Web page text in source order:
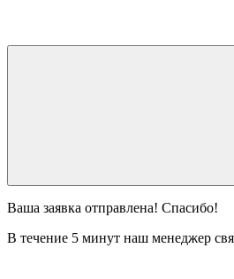
Ваша заявка отправлена! Спасибо!
В течение 5 минут наш менеджер